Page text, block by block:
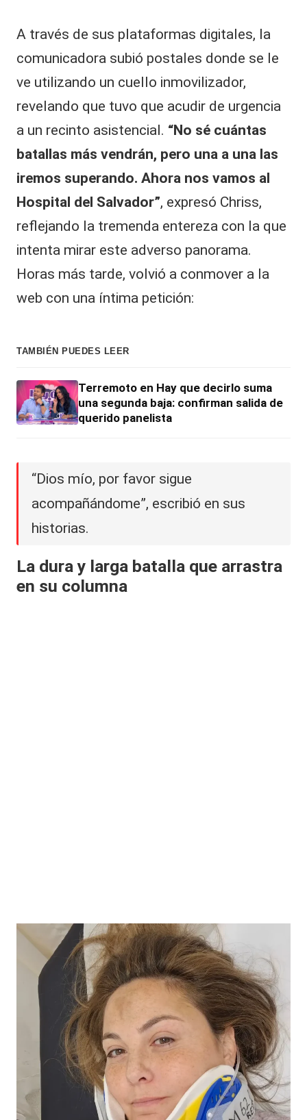
A través de sus plataformas digitales, la
comunicadora subió postales donde se le
ve utilizando un cuello inmovilizador,
revelando que tuvo que acudir de urgencia
a un recinto asistencial. “No sé cuántas
batallas más vendrán, pero una a una las
iremos superando. Ahora nos vamos al
Hospital del Salvador”, expresó Chriss,
reflejando la tremenda entereza con la que
intenta mirar este adverso panorama.
Horas más tarde, volvió a conmover a la
web con una íntima petición:
TAMBIÉN PUEDES LEER
Terremoto en Hay que decirlo suma
una segunda baja: confirman salida de
querido panelista
“Dios mío, por favor sigue
acompañándome”, escribió en sus
historias.
La dura y larga batalla que arrastra
en su columna